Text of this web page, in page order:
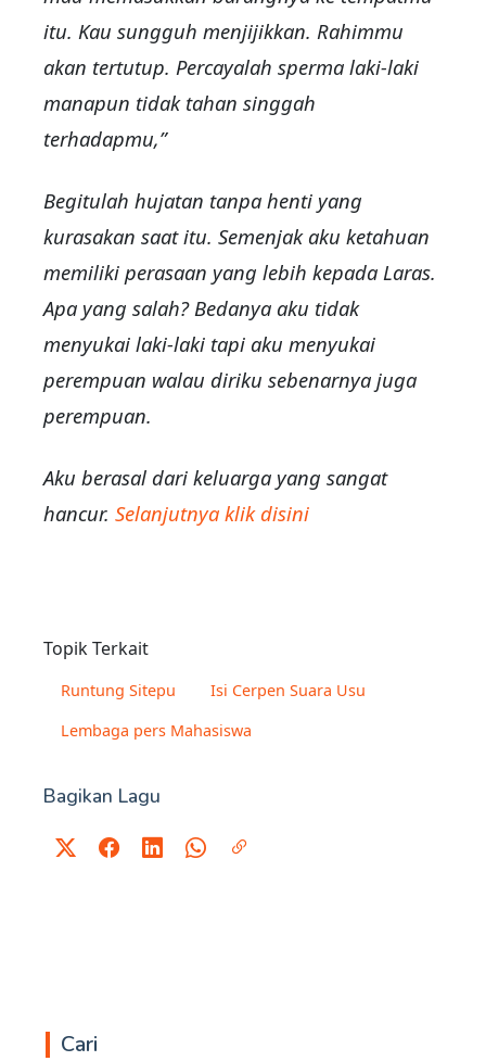
itu. Kau sungguh menjijikkan. Rahimmu
akan tertutup. Percayalah sperma laki-laki
manapun tidak tahan singgah
terhadapmu,”
Begitulah hujatan tanpa henti yang
kurasakan saat itu. Semenjak aku ketahuan
memiliki perasaan yang lebih kepada Laras.
Apa yang salah? Bedanya aku tidak
menyukai laki-laki tapi aku menyukai
perempuan walau diriku sebenarnya juga
perempuan.
Aku berasal dari keluarga yang sangat
hancur. Selanjutnya klik disini
Topik Terkait
Runtung Sitepu
Isi Cerpen Suara Usu
Lembaga pers Mahasiswa
Bagikan Lagu
Cari